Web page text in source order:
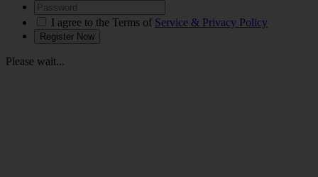
I agree to the Terms of Service & Privacy Policy
Please wait...